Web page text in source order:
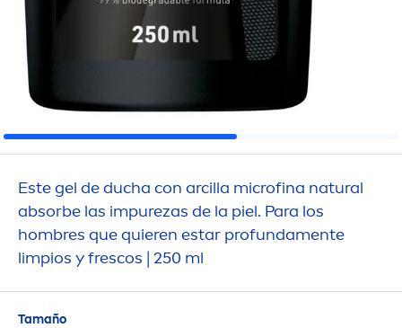
Este gel de ducha con arcilla microfina natural
absorbe las impurezas de la piel. Para los
hombres que quieren estar profundamente
limpios y frescos | 250 ml
Tamaño